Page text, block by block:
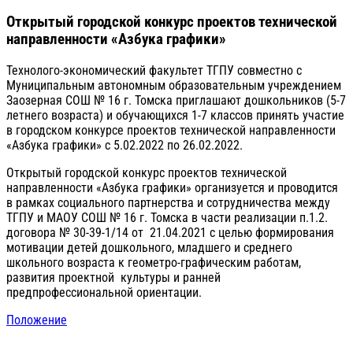
Открытый городской конкурс проектов технической
направленности «Азбука графики»
Технолого-экономический факультет ТГПУ совместно с
Муниципальным автономным образовательным учреждением
Заозерная СОШ № 16 г. Томска приглашают дошкольников (5-7
летнего возраста) и обучающихся 1-7 классов принять участие
в городском конкурсе проектов технической направленности
«Азбука графики» с 5.02.2022 по 26.02.2022.
Открытый городской конкурс проектов технической
направленности «Азбука графики» организуется и проводится
в рамках социального партнерства и сотрудничества между
ТГПУ и МАОУ СОШ № 16 г. Томска в части реализации п.1.2.
договора № 30-39-1/14 от 21.04.2021 с целью формирования
мотивации детей дошкольного, младшего и среднего
школьного возраста к геометро-графическим работам,
развития проектной культуры и ранней
предпрофессиональной ориентации.
Положение